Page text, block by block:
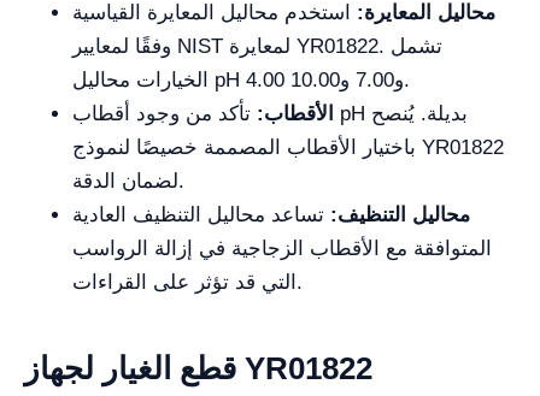
محاليل المعايرة: استخدم محاليل المعايرة القياسية
وفقًا لمعايير NIST لمعايرة YR01822. تشمل
الخيارات محاليل pH 4.00 و7.00 و10.00.
الأقطاب: تأكد من وجود أقطاب pH بديلة. يُنصح
باختيار الأقطاب المصممة خصيصًا لنموذج YR01822
لضمان الدقة.
محاليل التنظيف: تساعد محاليل التنظيف العادية
المتوافقة مع الأقطاب الزجاجية في إزالة الرواسب
التي قد تؤثر على القراءات.
قطع الغيار لجهاز YR01822